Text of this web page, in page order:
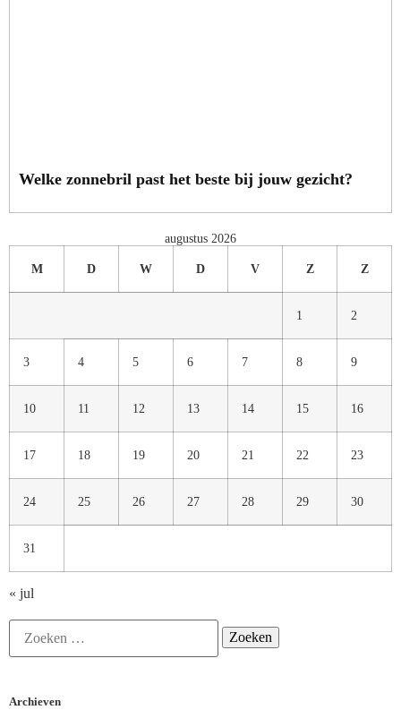
Welke zonnebril past het beste bij jouw gezicht?
augustus 2026
M D W D V Z Z
1 2
3 4 5 6 7 8 9
10 11 12 13 14 15 16
17 18 19 20 21 22 23
24 25 26 27 28 29 30
31
« jul
Archieven